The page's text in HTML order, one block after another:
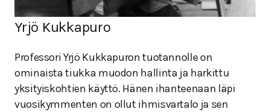
Yrjö Kukkapuro
Professori Yrjö Kukkapuron tuotannolle on
ominaista tiukka muodon hallinta ja harkittu
yksityiskohtien käyttö. Hänen ihanteenaan läpi
vuosikymmenten on ollut ihmisvartalo ja sen